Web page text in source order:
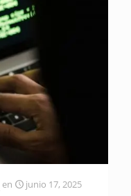
en
junio 17, 2025